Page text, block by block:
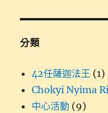
分類
42任薩迦法王 (1)
Chokyi Nyima
中心活動 (9)